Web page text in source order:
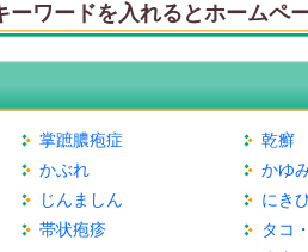
ワードを入れるとホームペ
掌蹠膿疱症
乾癬
かぶれ
かゆ
じんましん
にき
帯状疱疹
タコ